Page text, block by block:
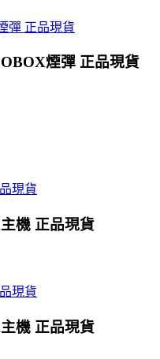
煙彈 正品現貨
機 正品現貨
機 正品現貨